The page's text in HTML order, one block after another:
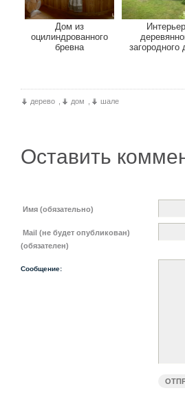
Дом из
оцилиндрованного
бревна
Интерьер
загородного
дерево дом шале
Оставить
Имя (обязательно)
Mail (не будет опубликован)
(обязателен)
Сообщение: